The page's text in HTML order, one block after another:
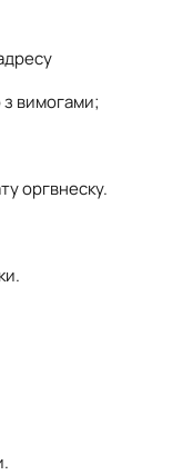
з вимогами;
оргвнеску.